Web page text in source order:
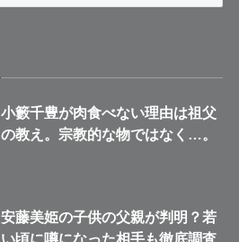
小籔千豊が肉食べない理由は祖父
の教え。宗教的な物ではなく…。
安藤美姫の子供の父親が判明？若
い頃に噂になった相手も徹底調査